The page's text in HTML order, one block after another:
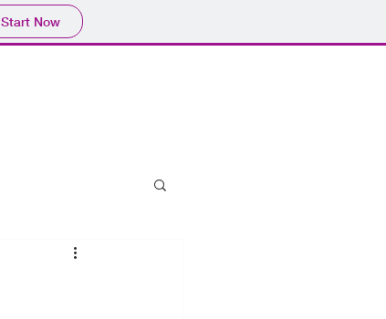
Start Now